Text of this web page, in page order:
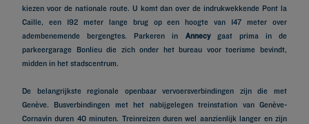
kiezen voor de nationale route. U komt dan over de indrukwekkende Pont la
Caille, een 192 meter lange brug op een hoogte van 147 meter over
adembenemende bergengtes. Parkeren in Annecygaat prima in de
parkeergarage Bonlieu die zich onder het bureau voor toerisme bevindt,
midden in het stadscentrum.
De belangrijkste regionale openbaar vervoersverbindingen zijn die met
Genève. Busverbindingen met het nabijgelegen treinstation van Genève-
Cornavin duren 40 minuten. Treinreizen duren wel aanzienlijk langer en zijn